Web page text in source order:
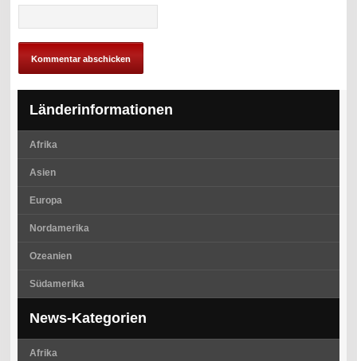
Länderinformationen
Afrika
Asien
Europa
Nordamerika
Ozeanien
Südamerika
News-Kategorien
Afrika